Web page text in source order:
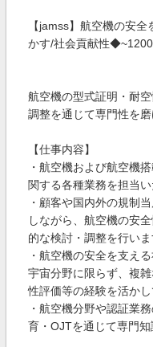
【jamss】航空機の安
かす/社会貢献性
航空機の型式証明・耐
調整を通じて専門性を磨
【仕事内容】
・航空機および航空機
関する各種業務を担当い
・顧客や国内外の規制
しながら、航空機の
的な検討・調整を行いま
・航空機の安全を支え
宇宙分野に限らず、複
性評価等の経験を活かし
・航空機分野や認証業
育・OJTを通じて専門知